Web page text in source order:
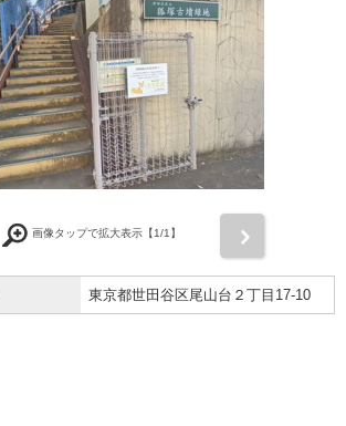
画像タップで拡大表示【1/1】
東京都世田谷区尾山台２丁目17-10